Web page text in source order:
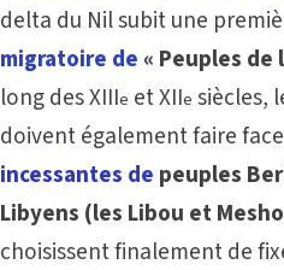
delta du Nil subit une
migratoire de « Peuples de
long des XIIIe et XIIe siècles,
doivent également faire
incessantes de peuples
Libyens (les Libou et
choisissent finalement de